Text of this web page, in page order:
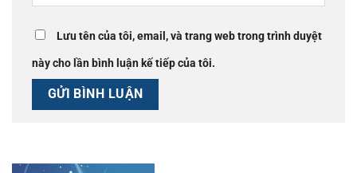
Lưu tên của tôi, email, và trang web trong trình duyệt
này cho lần bình luận kế tiếp của tôi.